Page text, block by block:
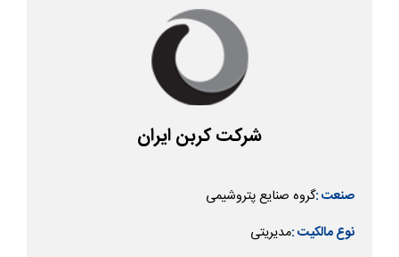
شرکت کربن ایران
صنعت :گروه صنایع پتروشیمی
نوع مالکیت :مدیریتی